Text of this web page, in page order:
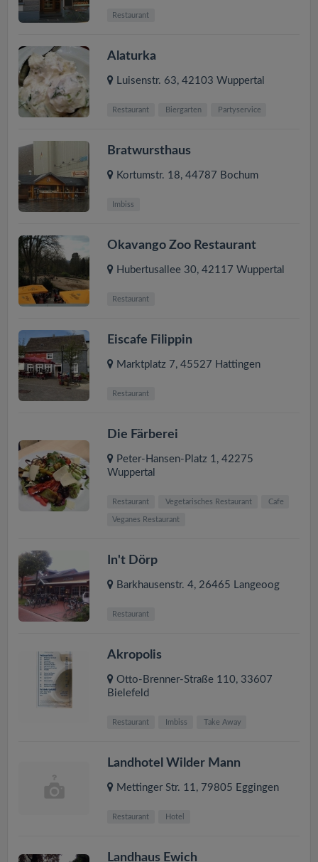
Restaurant
Alaturka
Luisenstr. 63, 42103 Wuppertal
Restaurant Biergarten Partyservice
Bratwursthaus
Kortumstr. 18, 44787 Bochum
Imbiss
Okavango Zoo Restaurant
Hubertusallee 30, 42117 Wuppertal
Restaurant
Eiscafe Filippin
Marktplatz 7, 45527 Hattingen
Restaurant
Die Färberei
Peter-Hansen-Platz 1, 42275
Wuppertal
Restaurant Vegetarisches Restaurant Cafe
Veganes Restaurant
In't Dörp
Barkhausenstr. 4, 26465 Langeoog
Restaurant
Akropolis
Otto-Brenner-Straße 110, 33607
Bielefeld
Restaurant Imbiss Take Away
Landhotel Wilder Mann
Mettinger Str. 11, 79805 Eggingen
Restaurant Hotel
Landhaus Ewich